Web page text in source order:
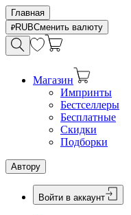
Главная
RUBСменить валюту
Магазин
Импринты
Бестселлеры
Бесплатные
Скидки
Подборки
Автору
Войти в аккаунт